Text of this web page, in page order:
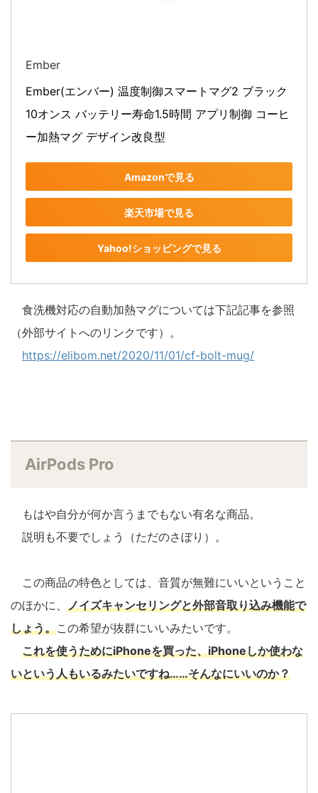
Ember
Ember(エンバー) 温度制御スマートマグ2 ブラック
10オンス バッテリー寿命1.5時間 アプリ制御 コーヒ
ー加熱マグ デザイン改良型
Amazonで見る
楽天市場で見る
Yahoo!ショッピングで見る
食洗機対応の自動加熱マグについては下記記事を参照
（外部サイトへのリンクです）。
https://elibom.net/2020/11/01/cf-bolt-mug/
AirPods Pro
もはや自分が何か言うまでもない有名な商品。
説明も不要でしょう（ただのさぼり）。
この商品の特色としては、音質が無難にいいということ
のほかに、 ノイズキャンセリングと外部音取り込み機能で
しょう。この希望が抜群にいいみたいです。
これを使うためにiPhoneを買った、iPhoneしか使わな
いという人もいるみたいですね……そんなにいいのか？